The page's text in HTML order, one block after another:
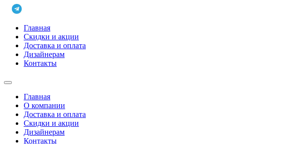
Главная
Скидки и акции
Доставка и оплата
Дизайнерам
Контакты
Главная
О компании
Доставка и оплата
Скидки и акции
Дизайнерам
Контакты